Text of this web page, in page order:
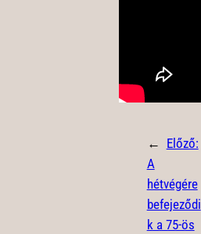
← Előző:
A
hétvégére
befejeződi
k a 75-ös